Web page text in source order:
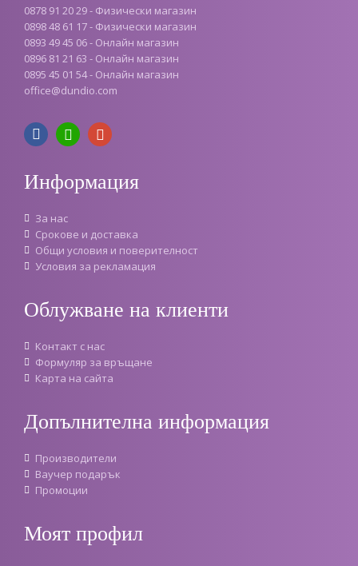
0878 91 20 29 - Физически магазин
0898 48 61 17 - Физически магазин
0893 49 45 06 - Онлайн магазин
0896 81 21 63 - Онлайн магазин
0895 45 01 54 - Онлайн магазин
office@dundio.com
Информация
За нас
Срокове и доставка
Oбщи условия и поверителност
Условия за рекламация
Облужване на клиенти
Контакт с нас
Формуляр за връщане
Карта на сайта
Допълнителна информация
Производители
Ваучер подарък
Промоции
Моят профил